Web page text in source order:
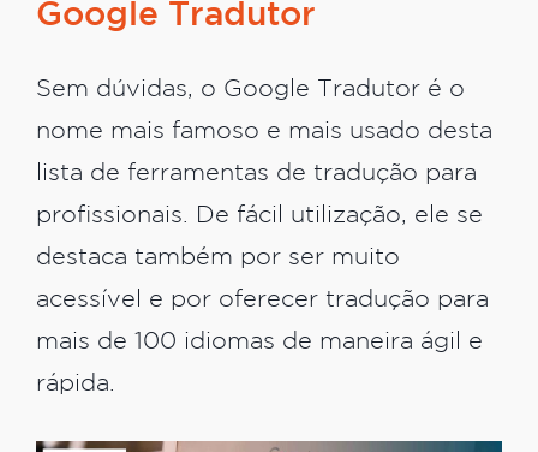
Google Tradutor
Sem dúvidas, o Google Tradutor é o
nome mais famoso e mais usado desta
lista de ferramentas de tradução para
profissionais. De fácil utilização, ele se
destaca também por ser muito
acessível e por oferecer tradução para
mais de 100 idiomas de maneira ágil e
rápida.